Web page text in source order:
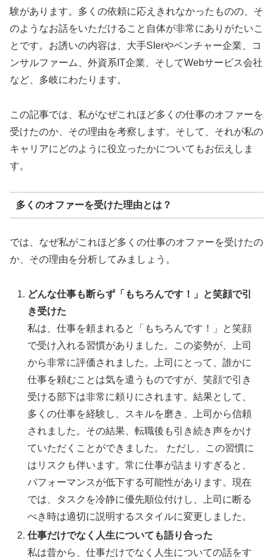
験があります。多くの依頼に応えきれなかったものの、そ
のようなお話をいただけること自体が非常にありがたいこ
とです。お誘いの内容は、大手SIerやベンチャー企業、コ
ンサルファーム、外資系IT企業、そしてWebサービス会社
など、多岐にわたります。
この記事では、私がなぜこれほど多くの仕事のオファーを
受けたのか、その理由を考察します。そして、それが私の
キャリアにどのように役立ったかについてもお伝えしま
す。
多くのオファーを受けた理由とは？
では、なぜ私がこれほど多くの仕事のオファーを受けたの
か、その理由を分析してみましょう。
どんな仕事も断らず「もちろんです！」と笑顔で引
き受けた
私は、仕事を頼まれると「もちろんです！」と笑顔
で受け入れる習慣がありました。この姿勢が、上司
から非常に評価されました。上司にとって、誰かに
仕事を頼むことは気を遣うものですが、笑顔で引き
受ける部下は非常に頼りにされます。結果として、
多くの仕事を経験し、スキルを磨き、上司から信頼
されました。その結果、転職後も引き続き声をかけ
ていただくことができました。 ただし、この習慣に
はリスクも伴います。常に仕事が詰まりすぎると、
パフォーマンスが低下する可能性があります。現在
では、タスクを冷静に優先順位付けし、上司に断る
べき時は適切に説明するスタイルに変更しました。
仕事だけでなく人生についても語り合った
私は昔から、仕事だけでなく人生についての話をす